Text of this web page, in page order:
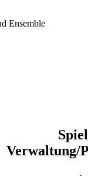
Ensemble
Verwaltung/